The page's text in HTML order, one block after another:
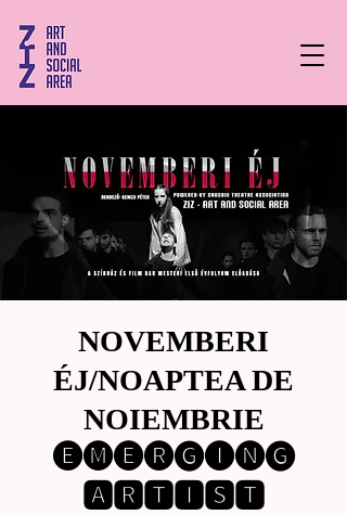
NOVEMBERI
ÉJ/NOAPTEA DE
NOIEMBRIE
🅔🅜🅔🅡🅖🅘🅝🅖
🅰🆁🆃🅸🆂🆃